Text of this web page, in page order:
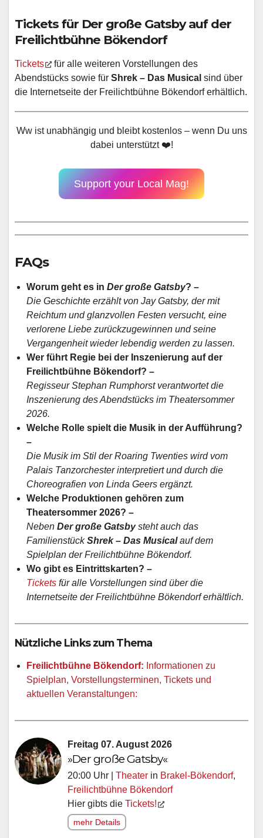
Tickets für Der große Gatsby auf der
Freilichtbühne Bökendorf
Tickets
für alle weiteren Vorstellungen des
Abendstücks sowie für Shrek – Das Musical sind über
die Internetseite der Freilichtbühne Bökendorf erhältlich.
Ww ist unabhängig und bleibt kostenlos – wenn Du uns
dabei unterstützt ❤️!
Support your Local Mag!
FAQs
Worum geht es in Der große Gatsby? –
Die Geschichte erzählt von Jay Gatsby, der mit
Reichtum und glanzvollen Festen versucht, eine
verlorene Liebe zurückzugewinnen und seine
Vergangenheit wieder lebendig werden zu lassen.
Wer führt Regie bei der Inszenierung auf der
Freilichtbühne Bökendorf? –
Regisseur Stephan Rumphorst verantwortet die
Inszenierung des Abendstücks im Theatersommer
2026.
Welche Rolle spielt die Musik in der Aufführung?
–
Die Musik im Stil der Roaring Twenties wird vom
Palais Tanzorchester interpretiert und durch die
Choreografien von Linda Geers ergänzt.
Welche Produktionen gehören zum
Theatersommer 2026? –
Neben Der große Gatsbysteht auch das
FamilienstückShrek – Das Musicalauf dem
Spielplan der Freilichtbühne Bökendorf.
Wo gibt es Eintrittskarten? –
Tickets für alle Vorstellungen sind über die
Internetseite der Freilichtbühne Bökendorf erhältlich.
Nützliche Links zum Thema
Freilichtbühne Bökendorf: Informationen zu
Spielplan, Vorstellungsterminen, Tickets und
aktuellen Veranstaltungen:
Freitag 07. August 2026
»Der große Gatsby«
20:00 Uhr | Theater in Brakel-Bökendorf,
Freilichtbühne Bökendorf
Hier gibts die Tickets!
mehr Details